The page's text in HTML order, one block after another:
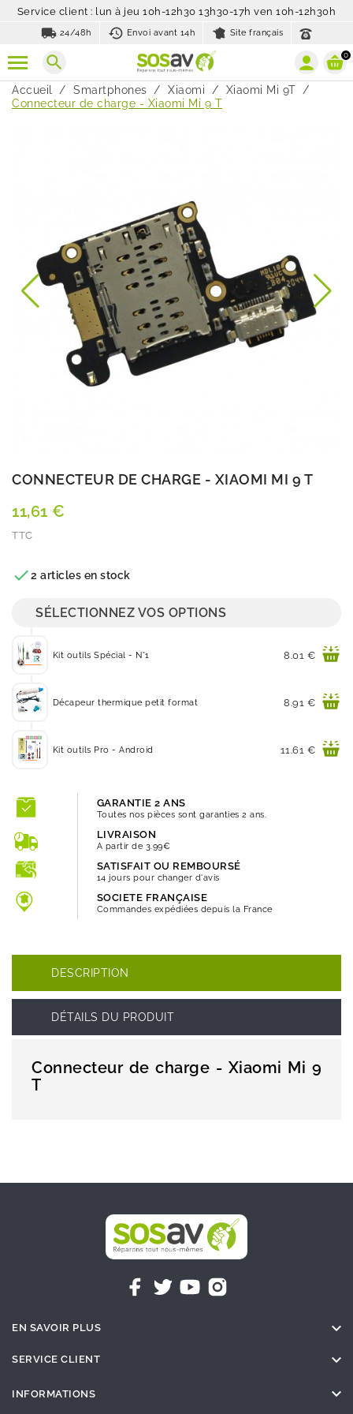
Service client : lun à jeu 10h-12h30 13h30-17h ven 10h-12h30h
local_shipping 24/48h history_toggle_off
Envoi avant 14h Site français
search 0
Accueil Smartphones Xiaomi
Xiaomi Mi 9T
Connecteur de charge - Xiaomi Mi 9 T
CONNECTEUR DE CHARGE - XIAOMI MI 9 T
11,61 €
TTC
2 articles en stock
SÉLECTIONNEZ VOS OPTIONS
Kit outils Spécial - N°1 Prix
8.01 €
Décapeur thermique petit format Prix
8.91 €
Kit outils Pro - Android Prix
11.61 €
GARANTIE 2 ANS
Toutes nos pièces sont garanties 2 ans.
LIVRAISON
A partir de 3.99€
SATISFAIT OU REMBOURSÉ
14 jours pour changer d'avis
SOCIETE FRANÇAISE
Commandes expédiées depuis la France
DESCRIPTION
DÉTAILS DU PRODUIT
Connecteur de charge - Xiaomi Mi 9
T
EN SAVOIR PLUS 
SERVICE CLIENT 
INFORMATIONS 